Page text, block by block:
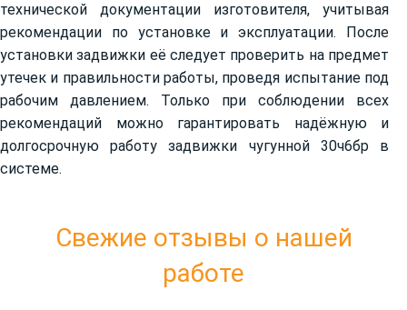
технической документации изготовителя, учитывая
рекомендации по установке и эксплуатации. После
установки задвижки её следует проверить на предмет
утечек и правильности работы, проведя испытание под
рабочим давлением. Только при соблюдении всех
рекомендаций можно гарантировать надёжную и
долгосрочную работу задвижки чугунной 30ч6бр в
системе.
Свежие отзывы о нашей
работе